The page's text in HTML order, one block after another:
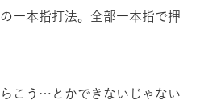
一本指打法。全部一本指で押
こう…とかできないじゃない